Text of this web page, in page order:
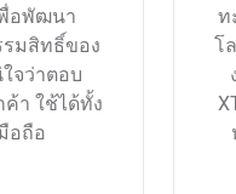
พื่อพัฒนา
มสิทธิ์ของ
จว่าตอบ
า ใช้ได้ทั้ง
อถือ
ท
โ